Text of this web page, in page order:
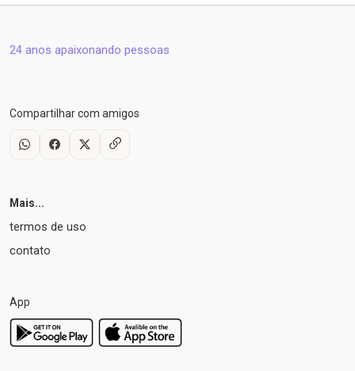
24 anos apaixonando pessoas
Compartilhar com amigos
Mais...
termos de uso
contato
App